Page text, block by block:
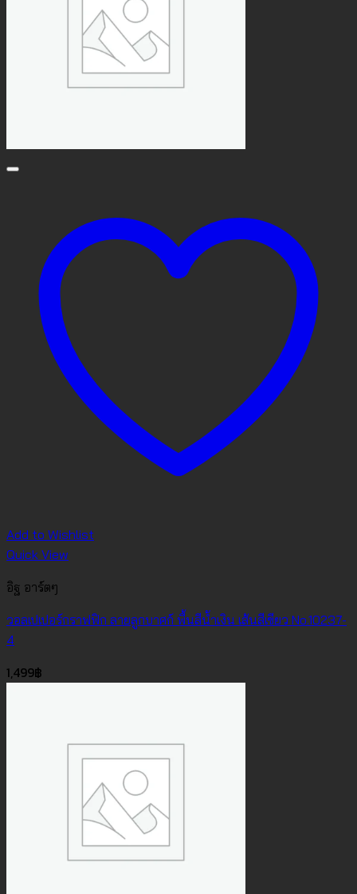
Add to Wishlist
Quick View
อิฐ อาร์ตๆ
วอลเปเปอร์กราฟฟิก ลายลูกบาศก์ พื้นสีน้ำเงิน เส้นสีเขียว No.10237-
4
1,499฿